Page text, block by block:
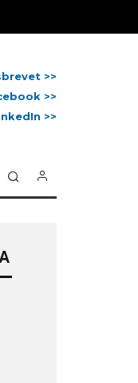
>>
>>
>>